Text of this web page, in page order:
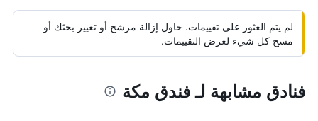
لم يتم العثور على تقييمات. حاول إزالة مرشح أو تغيير بحثك أو
مسح كل شيء لعرض التقييمات.
فنادق مشابهة لـ فندق مكة